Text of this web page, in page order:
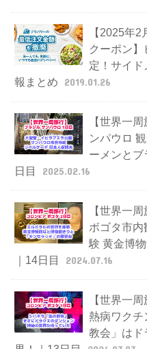
【2025年
クーポン
定！サイ
報まとめ
2019.01.26
【世界一
ンパウロ
ーメンと
日目
2025.02.16
【世界一
ボゴタ市
験 黄金博
｜14日目
2024.07.16
【世界一
熱病ワクチ
教会」はド